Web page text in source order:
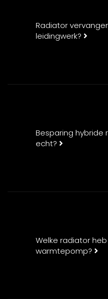
Radiator
leidingwerk?
Besparing hybride
echt?
Welke radiator
warmtepomp?